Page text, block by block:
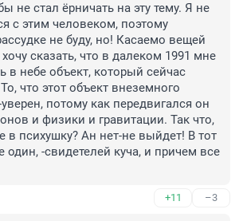
не стал ёрничать на эту тему. Я не
с этим человеком, поэтому
не буду, но! Касаемо вещей
сказать, что в далеком 1991 мне
в небе объект, который сейчас
что этот объект внеземного
потому как передвигался он
и физики и гравитации. Так что,
в психушку? Ан нет-не выйдет! В тот
-свидетелей куча, и причем все
+11 –3